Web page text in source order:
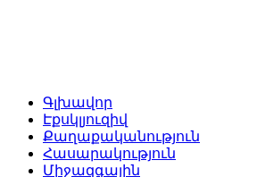
Գլխավոր
Էքսկլյուզիվ
Քաղաքականություն
Հասարակություն
Միջազգային